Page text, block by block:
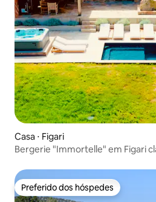
Casa ⋅ Figari
Bergerie "Immortelle" em Figari
Preferido dos hóspedes
Preferido dos hóspedes